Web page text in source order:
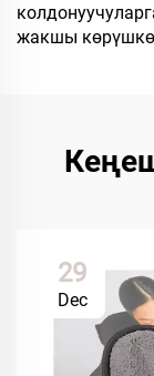
жакшы
29
Dec